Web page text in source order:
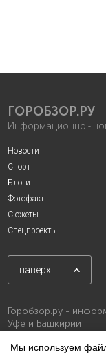
ГОРОБЗОР.РУ
Информационно -
Новости
Спорт
Блоги
Фотофакт
Сюжеты
Спецпроекты
наверх
Горобзор.ру -
Уфе и Башкирии
Мы используем